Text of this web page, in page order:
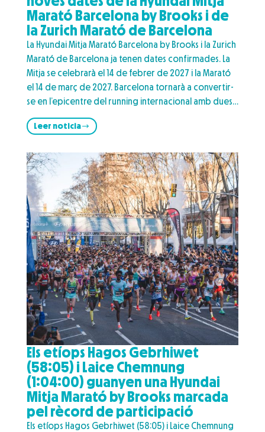
Marató Barcelona by Brooks i de
la Zurich Marató de Barcelona
La Hyundai Mitja Marató Barcelona by Brooks i la Zurich
Marató de Barcelona ja tenen dates confirmades. La
Mitja se celebrarà el 14 de febrer de 2027 i la Marató
el 14 de març de 2027. Barcelona tornarà a convertir-
se en l’epicentre del running internacional amb dues…
Leer noticia
Els etíops Hagos Gebrhiwet
(58:05) i Laice Chemnung
(1:04:00) guanyen una Hyundai
Mitja Marató by Brooks marcada
pel rècord de participació
Els etíops Hagos Gebrhiwet (58:05) i Laice Chemnung